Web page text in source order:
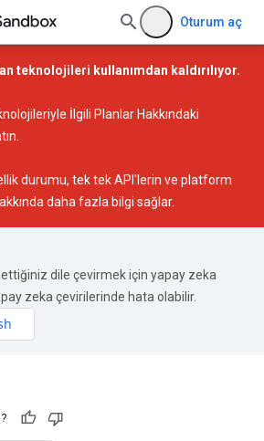
Oturum aç
teknolojileri kullanımdan kaldırılıyor.
İlgili Planlar Hakkındaki
durumu, tek tek API'lerin ve platform
daha fazla bilgi sağlar.
dile çevirmek için yapay zeka
zeka çevirilerinde hata olabilir.